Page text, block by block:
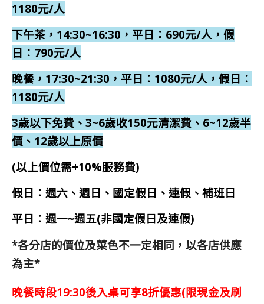
1180元/人
下午茶，14:30~16:30，平日：690元/人，假
日：790元/人
晚餐，17:30~21:30，平日：1080元/人，假日：
1180元/人
3歲以下免費、3~6歲收150元清潔費、6~12歲半
價、12歲以上原價
(以上價位需+10%服務費)
假日：週六、週日、國定假日、連假、補班日
平日：週一~週五(非國定假日及連假)
*各分店的價位及菜色不一定相同，以各店供應
為主*
晚餐時段19:30後入桌可享8折優惠(限現金及刷